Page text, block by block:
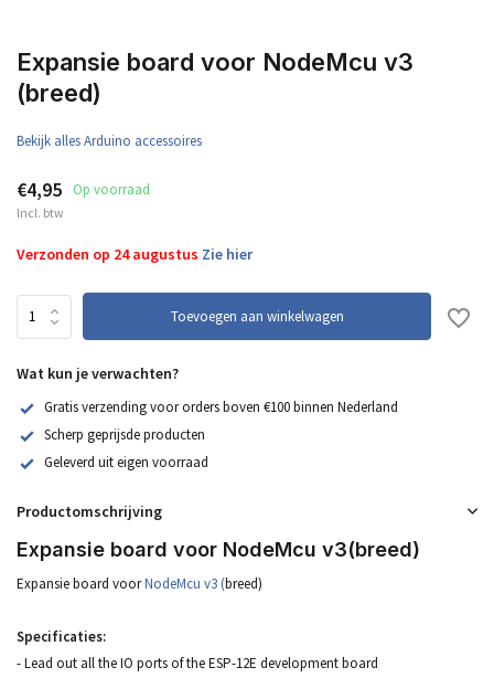
Expansie board voor NodeMcu v3
(breed)
Bekijk alles Arduino accessoires
€4,95 Op voorraad
Incl. btw
Verzonden op 24 augustus Zie hier
Toevoegen aan winkelwagen
Wat kun je verwachten?
Gratis verzending voor orders boven €100 binnen Nederland
Scherp geprijsde producten
Geleverd uit eigen voorraad
Productomschrijving
Expansie board voor NodeMcu v3(breed)
Expansie board voorNodeMcu v3 (breed)
Specificaties:
- Lead out all the IO ports of the ESP-12E development board